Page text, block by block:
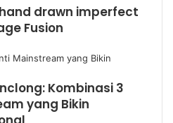
drawn imperfect
Fusion
Kombinasi 3
yang Bikin